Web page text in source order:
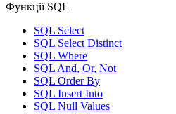
Функції SQL
SQL Select
SQL Select Distinct
SQL Where
SQL And, Or, Not
SQL Order By
SQL Insert Into
SQL Null Values